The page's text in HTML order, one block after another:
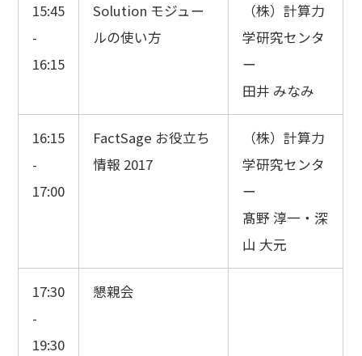
15:45
-
16:15
Solution モジュー
ルの使い方
（株）計算力
学研究センタ
ー
田井 みなみ
16:15
-
17:00
FactSage お役立ち
情報 2017
（株）計算力
学研究センタ
ー
髙野 淳一・深
山 大元
17:30
-
19:30
懇親会